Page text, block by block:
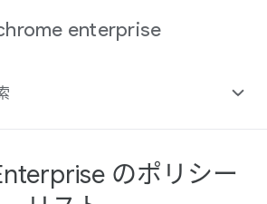
enterprise
共通
のポリシー